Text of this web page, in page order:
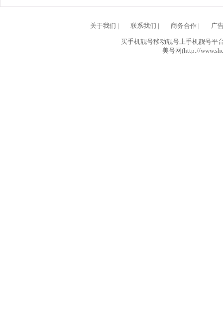
关于我们 | 联系我们 | 商务合作| 广
买手机靓号移动靓号上手机靓号平
美号网(http://